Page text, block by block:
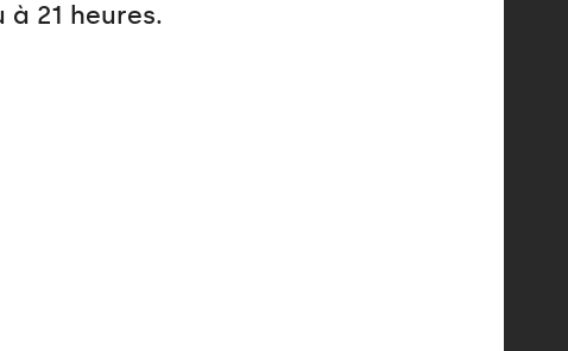
21 heures.